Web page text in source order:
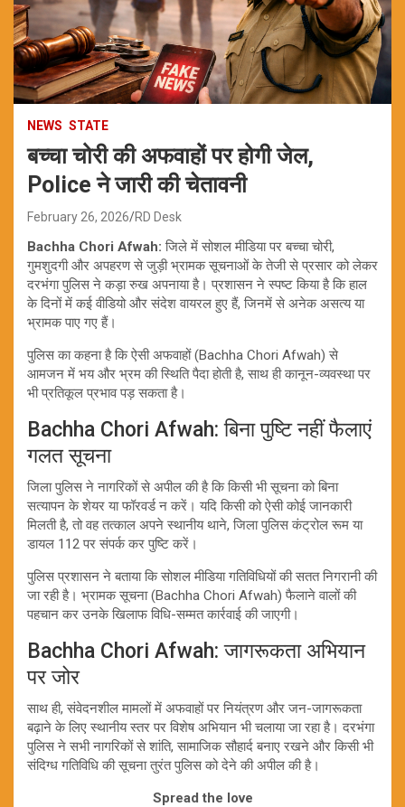
NEWS STATE
बच्चा चोरी की अफवाहों पर होगी जेल,
Police ने जारी की चेतावनी
February 26, 2026 RD Desk
Bachha Chori Afwah: जिले में सोशल मीडिया पर बच्चा चोरी,
गुमशुदगी और अपहरण से जुड़ी भ्रामक सूचनाओं के तेजी से प्रसार को लेकर
दरभंगा पुलिस ने कड़ा रुख अपनाया है। प्रशासन ने स्पष्ट किया है कि हाल
के दिनों में कई वीडियो और संदेश वायरल हुए हैं, जिनमें से अनेक असत्य या
भ्रामक पाए गए हैं।
पुलिस का कहना है कि ऐसी अफवाहों (Bachha Chori Afwah) से
आमजन में भय और भ्रम की स्थिति पैदा होती है, साथ ही कानून-व्यवस्था पर
भी प्रतिकूल प्रभाव पड़ सकता है।
Bachha Chori Afwah: बिना पुष्टि नहीं फैलाएं
गलत सूचना
जिला पुलिस ने नागरिकों से अपील की है कि किसी भी सूचना को बिना
सत्यापन के शेयर या फॉरवर्ड न करें। यदि किसी को ऐसी कोई जानकारी
मिलती है, तो वह तत्काल अपने स्थानीय थाने, जिला पुलिस कंट्रोल रूम या
डायल 112 पर संपर्क कर पुष्टि करें।
पुलिस प्रशासन ने बताया कि सोशल मीडिया गतिविधियों की सतत निगरानी की
जा रही है। भ्रामक सूचना (Bachha Chori Afwah) फैलाने वालों की
पहचान कर उनके खिलाफ विधि-सम्मत कार्रवाई की जाएगी।
Bachha Chori Afwah: जागरूकता अभियान
पर जोर
साथ ही, संवेदनशील मामलों में अफवाहों पर नियंत्रण और जन-जागरूकता
बढ़ाने के लिए स्थानीय स्तर पर विशेष अभियान भी चलाया जा रहा है। दरभंगा
पुलिस ने सभी नागरिकों से शांति, सामाजिक सौहार्द बनाए रखने और किसी भी
संदिग्ध गतिविधि की सूचना तुरंत पुलिस को देने की अपील की है।
Spread the love